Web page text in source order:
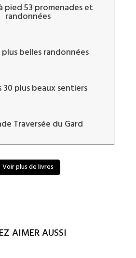
pied 53 promenades et
randonnées
plus belles randonnées
30 plus beaux sentiers
Traversée du Gard
Voir plus de livres
AIMER AUSSI